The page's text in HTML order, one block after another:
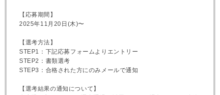
【応募期間】
2025年11月20日(木)〜
【選考方法】
STEP1：下記応募フォームよりエントリー
STEP2：書類選考
STEP3：合格された方にのみメールで通知
【選考結果の通知について】